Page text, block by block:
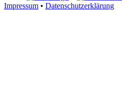
Impressum • Datenschutzerklärung